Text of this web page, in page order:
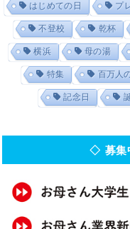
はじめての日 プ
不登校 乾杯
横浜 母の湯
特集 百万人
記念日
◇ 募